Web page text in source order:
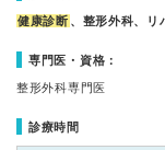
健康診断 、整形外科、リ
専門医・資格：
整形外科専門医
診療時間